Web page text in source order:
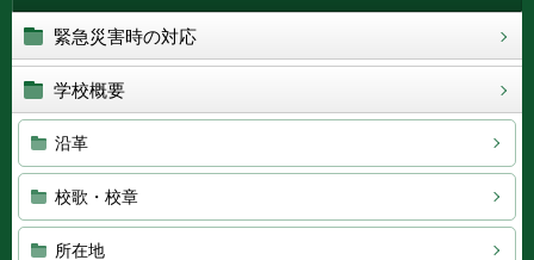
緊急災害時の対応
学校概要
沿革
校歌・校章
所在地